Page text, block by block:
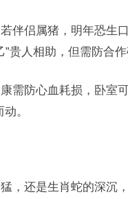
伴侣属猪，明年恐生
贵人相助，但需防合
需防心血耗损，卧室
。
，还是生肖蛇的深沉